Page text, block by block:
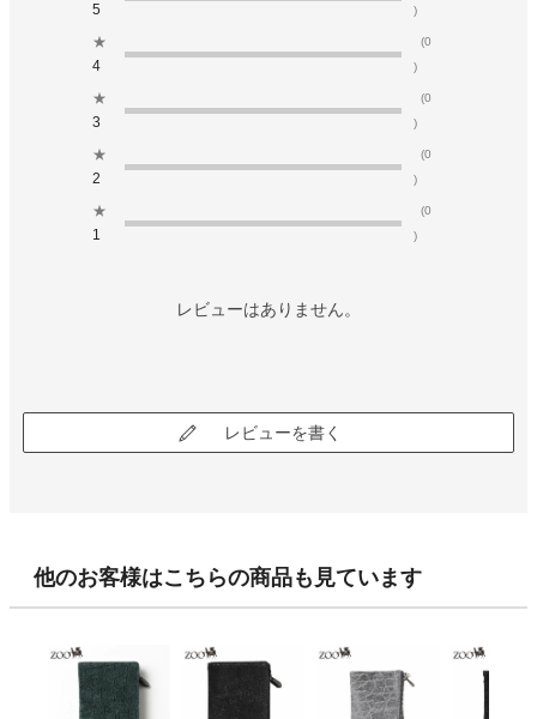
5
)
★
4
(0
)
★
3
(0
)
★
2
(0
)
★
1
(0
)
レビューはありません。
レビューを書く
他のお客様はこちらの商品も見ています